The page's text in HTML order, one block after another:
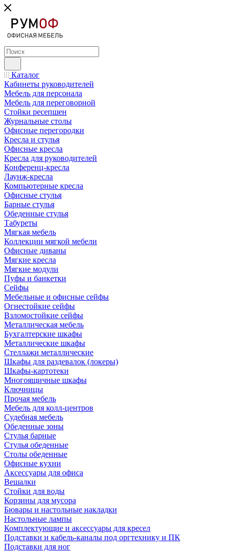
Каталог
Кабинеты руководителей
Мебель для персонала
Мебель для переговорной
Стойки ресепшен
Журнальные столы
Офисные перегородки
Кресла и стулья
Офисные кресла
Кресла для руководителей
Конференц-кресла
Лаунж-кресла
Компьютерные кресла
Офисные стулья
Барные стулья
Обеденные стулья
Табуреты
Мягкая мебель
Коллекции мягкой мебели
Офисные диваны
Мягкие кресла
Мягкие модули
Пуфы и банкетки
Сейфы
Мебельные и офисные сейфы
Огнестойкие сейфы
Взломостойкие сейфы
Металлическая мебель
Бухгалтерские шкафы
Металлические шкафы
Стеллажи металлические
Шкафы для раздевалок (локеры)
Шкафы-картотеки
Многоящичные шкафы
Ключницы
Прочая мебель
Мебель для колл-центров
Судебная мебель
Обеденные зоны
Стулья барные
Стулья обеденные
Столы обеденные
Офисные кухни
Аксессуары для офиса
Вешалки
Стойки для воды
Корзины для мусора
Бювары и настольные накладки
Настольные лампы
Комплектующие и аксессуары для кресел
Подставки и кабель-каналы под оргтехнику и ПК
Подставки для ног